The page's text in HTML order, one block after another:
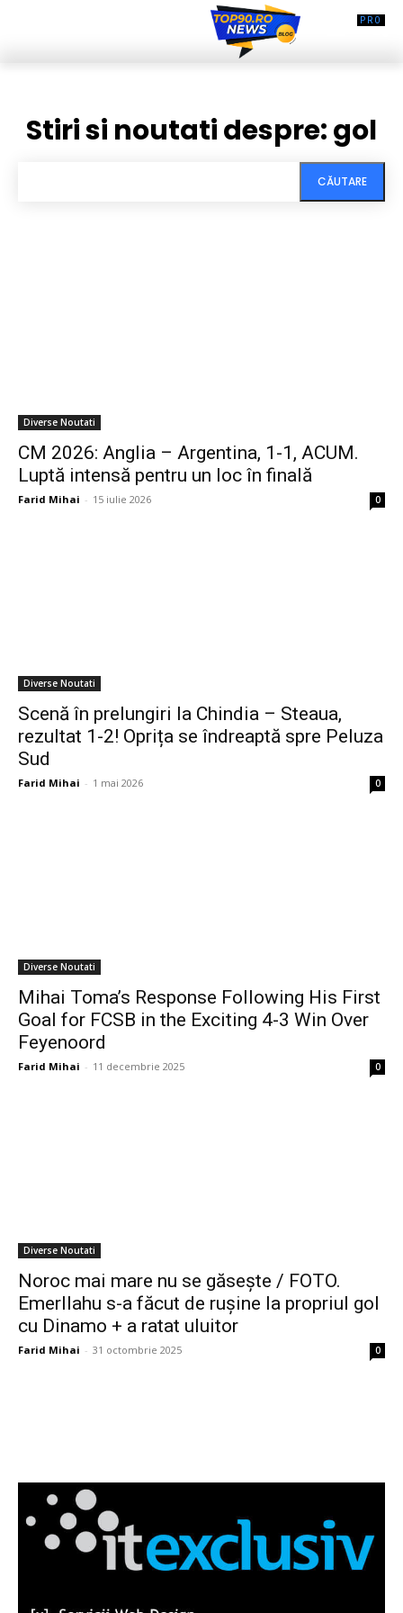
Stiri si noutati despre:gol
CĂUTARE
Diverse Noutati
CM 2026: Anglia – Argentina, 1-1, ACUM.
Luptă intensă pentru un loc în finală
Farid Mihai - 15 iulie 2026 0
Diverse Noutati
Scenă în prelungiri la Chindia – Steaua,
rezultat 1-2! Oprița se îndreaptă spre Peluza
Sud
Farid Mihai - 1 mai 2026 0
Diverse Noutati
Mihai Toma’s Response Following His First
Goal for FCSB in the Exciting 4-3 Win Over
Feyenoord
Farid Mihai - 11 decembrie 2025 0
Diverse Noutati
Noroc mai mare nu se găsește / FOTO.
Emerllahu s-a făcut de rușine la propriul gol
cu Dinamo + a ratat uluitor
Farid Mihai - 31 octombrie 2025 0